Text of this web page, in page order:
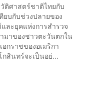
ติศาสตร์ชาติไทยกับ
ยบกับช่วงปลายของ
ละยุคแห่งการสำรวจ
มาของชาวตะวันตกใน
กราชของอเมริกา
สินทร์จะเป็นอย่...